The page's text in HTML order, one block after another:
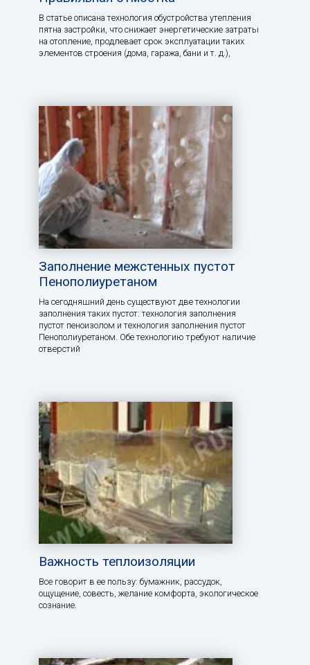
В статье описана технология обустройства утепления
пятна застройки, что снижает энергетические затраты
на отопление, продлевает срок эксплуатации таких
элементов строения (дома, гаража, бани и т. д.),
Заполнение межстенных пустот
Пенополиуретаном
На сегодняшний день существуют две технологии
заполнения таких пустот: технология заполнения
пустот пеноизолом и технология заполнения пустот
Пенополиуретаном. Обе технологию требуют наличие
отверстий
Важность теплоизоляции
Все говорит в ее пользу: бумажник, рассудок,
ощущение, совесть, желание комфорта, экологическое
сознание.